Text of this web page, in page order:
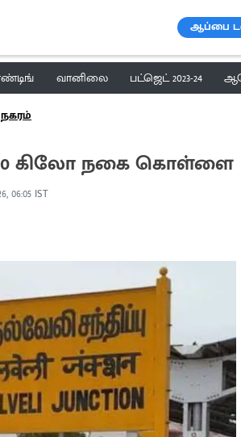
ஆப்பை
வானிலை பட்ஜெட் 2023-24
கிலோ நகை கொள்ளை
06:05 IST